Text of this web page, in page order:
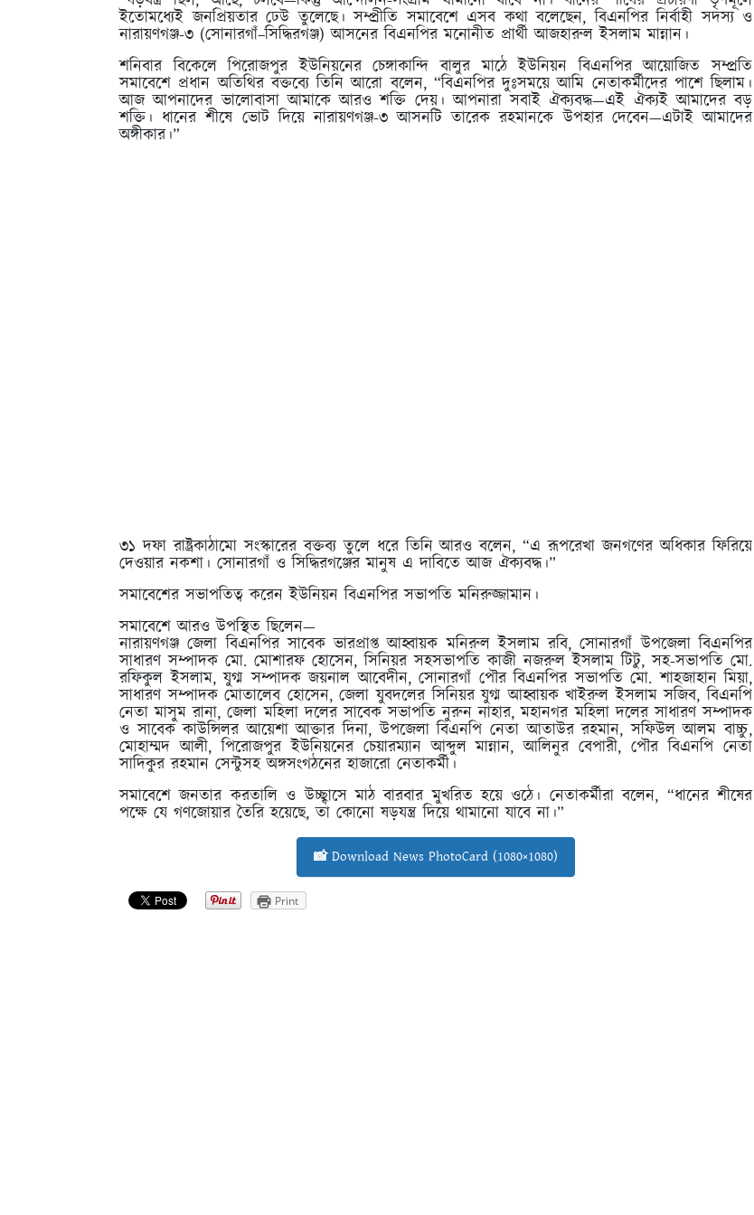
ইতোমধ্যেই জনপ্রিয়তার ঢেউ তুলেছে। সম্প্রীতি সমাবেশে এসব কথা বলেছেন, বিএনপির নির্বাহী সদস্য ও
নারায়ণগঞ্জ-৩ (সোনারগাঁ–সিদ্ধিরগঞ্জ) আসনের বিএনপির মনোনীত প্রার্থী আজহারুল ইসলাম মান্নান।
শনিবার বিকেলে পিরোজপুর ইউনিয়নের চেঙ্গাকান্দি বালুর মাঠে ইউনিয়ন বিএনপির আয়োজিত সম্প্রতি
সমাবেশে প্রধান অতিথির বক্তব্যে তিনি আরো বলেন, “বিএনপির দুঃসময়ে আমি নেতাকর্মীদের পাশে ছিলাম।
আজ আপনাদের ভালোবাসা আমাকে আরও শক্তি দেয়। আপনারা সবাই ঐক্যবদ্ধ—এই ঐক্যই আমাদের বড়
শক্তি। ধানের শীষে ভোট দিয়ে নারায়ণগঞ্জ-৩ আসনটি তারেক রহমানকে উপহার দেবেন—এটাই আমাদের
অঙ্গীকার।”
৩১ দফা রাষ্ট্রকাঠামো সংস্কারের বক্তব্য তুলে ধরে তিনি আরও বলেন,“এ রূপরেখা জনগণের অধিকার ফিরিয়ে
দেওয়ার নকশা। সোনারগাঁ ও সিদ্ধিরগঞ্জের মানুষ এ দাবিতে আজ ঐক্যবদ্ধ।”
সমাবেশের সভাপতিত্ব করেন ইউনিয়ন বিএনপির সভাপতি মনিরুজ্জামান।
সমাবেশে আরও উপস্থিত ছিলেন—
নারায়ণগঞ্জ জেলা বিএনপির সাবেক ভারপ্রাপ্ত আহ্বায়ক মনিরুল ইসলাম রবি, সোনারগাঁ উপজেলা বিএনপির
সাধারণ সম্পাদক মো. মোশারফ হোসেন, সিনিয়র সহসভাপতি কাজী নজরুল ইসলাম টিটু, সহ-সভাপতি মো.
রফিকুল ইসলাম, যুগ্ম সম্পাদক জয়নাল আবেদীন, সোনারগাঁ পৌর বিএনপির সভাপতি মো. শাহজাহান মিয়া,
সাধারণ সম্পাদক মোতালেব হোসেন, জেলা যুবদলের সিনিয়র যুগ্ম আহ্বায়ক খাইরুল ইসলাম সজিব, বিএনপি
নেতা মাসুম রানা, জেলা মহিলা দলের সাবেক সভাপতি নুরুন নাহার, মহানগর মহিলা দলের সাধারণ সম্পাদক
ও সাবেক কাউন্সিলর আয়েশা আক্তার দিনা, উপজেলা বিএনপি নেতা আতাউর রহমান, সফিউল আলম বাচ্চু,
মোহাম্মদ আলী, পিরোজপুর ইউনিয়নের চেয়ারম্যান আব্দুল মান্নান, আলিনুর বেপারী, পৌর বিএনপি নেতা
সাদিকুর রহমান সেন্টুসহ অঙ্গসংগঠনের হাজারো নেতাকর্মী।
সমাবেশে জনতার করতালি ও উচ্ছ্বাসে মাঠ বারবার মুখরিত হয়ে ওঠে। নেতাকর্মীরা বলেন, “ধানের শীষের
পক্ষে যে গণজোয়ার তৈরি হয়েছে, তা কোনো ষড়যন্ত্র দিয়ে থামানো যাবে না।”
📸 Download News PhotoCard (1080×1080)
Print